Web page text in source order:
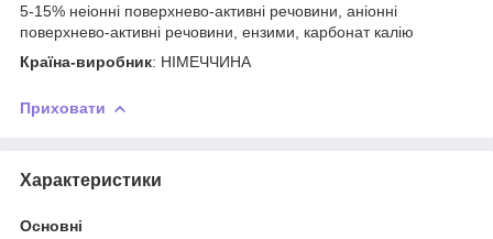
5-15% неіонні поверхнево-активні речовини, аніонні
поверхнево-активні речовини, ензими, карбонат калію
Країна-виробник: НІМЕЧЧИНА
Приховати
Характеристики
Основні